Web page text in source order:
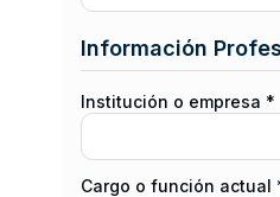
Información
Institución o empresa *
Cargo o función actual